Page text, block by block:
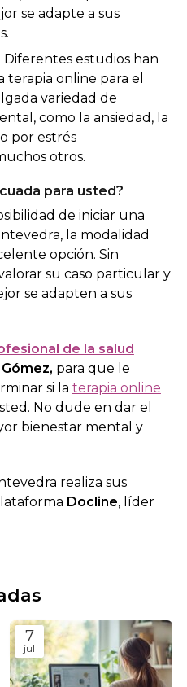
se adapte a sus
Diferentes estudios han
terapia online para el
variedad de
como la ansiedad, la
por estrés
otros.
para usted?
de iniciar una
la modalidad
opción. Sin
su caso particular y
se adapten a sus
de la salud
para que le
si la terapia online
No dude en dar el
bienestar mental y
realiza sus
Docline, líder
7
jul